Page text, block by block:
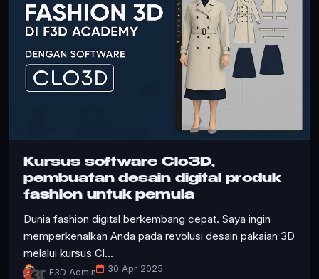
Kursus software Clo3D,
pembuatan desain digital produk
fashion untuk pemula
Dunia fashion digital berkembang cepat. Saya ingin
memperkenalkan Anda pada revolusi desain pakaian 3D
melalui kursus Cl...
F3D Admin 30 Apr 2025